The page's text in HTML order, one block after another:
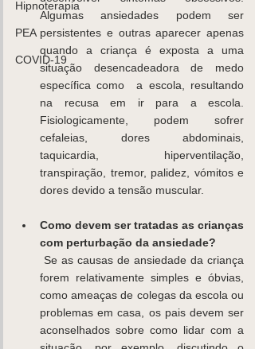
Hipnoterapia
PEA
COVID-19
Algumas ansiedades podem ser
persistentes e outras aparecer apenas
quando a criança é exposta a uma
situação desencadeadora de medo
específica como  a escola, resultando
na recusa em ir para a escola.
Fisiologicamente, podem sofrer
cefaleias, dores abdominais,
taquicardia, hiperventilação,
transpiração, tremor, palidez, vómitos e
dores devido a tensão muscular.
Como devem ser tratadas as crianças
com perturbação da ansiedade?
forem relativamente simples e óbvias,
como ameaças de colegas da escola ou
problemas em casa, os pais devem ser
aconselhados sobre como lidar com a